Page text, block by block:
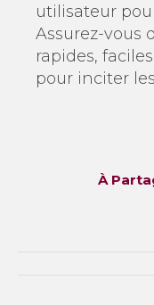
utilisateur
Assurez-vous
rapides,
pour inciter
À